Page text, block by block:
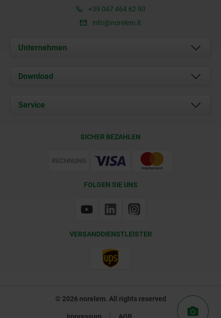
+39 047 464 62 90
info@norelem.it
Unternehmen
Über uns
Kontakt
Download
Dokumente
Service
SICHER BEZAHLEN
FOLGEN SIE UNS
VERSANDDIENSTLEISTER
© 2026 norelem. All rights reserved